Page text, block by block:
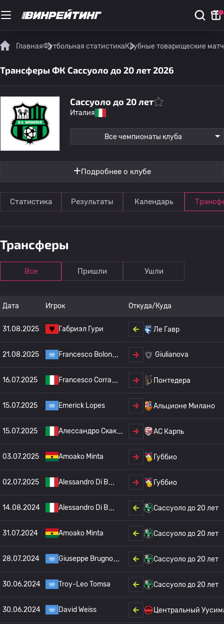
ГлавнаяФутбольная статистикаКлубные товарищеские
Трансферы ФК Сассуоло до 20 лет 2026
Сассуоло до 20 лет
Италия
Все чемпионаты клуба
Подробнее о клубе
Статистика Результаты Календарь
Трансферы
Все Пришли Ушли
Дата Игрок Откуда/Куда
31.08.2025 Габриэл Гури Ле Гавр
21.08.2025 Francesco Bolon Giulianova
16.07.2025 Francesco Corra Понтедера
15.07.2025 Emerick Lopes Альционе Милано
15.07.2025 Алессандро Скак АС Карпь
03.07.2025 Amoako Minta Губбио
02.07.2025 Alessandro Di B Губбио
14.08.2024 Alessandro Di B Сассуоло до 20 лет
31.07.2024 Amoako Minta Сассуоло до 20 лет
28.07.2024 Giuseppe Brugno Сассуоло до 20 лет
30.06.2024 Troy-Leo Tomsa Сассуоло до 20 лет
30.06.2024 David Weiss Центральный